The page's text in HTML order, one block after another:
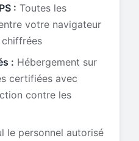
: Toutes les
votre navigateur
: Hébergement sur
certifiées avec
contre les
le personnel autorisé